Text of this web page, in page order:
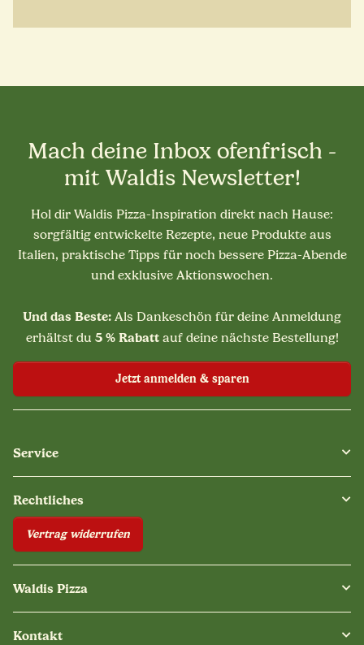
Mach deine Inbox ofenfrisch -
mit Waldis Newsletter!
Hol dir Waldis Pizza-Inspiration direkt nach Hause:
sorgfältig entwickelte Rezepte, neue Produkte aus
Italien, praktische Tipps für noch bessere Pizza-Abende
und exklusive Aktionswochen.
Und das Beste: Als Dankeschön für deine Anmeldung
erhältst du 5 % Rabattauf deine nächste Bestellung!
Jetzt anmelden & sparen
Service
Rechtliches
Vertrag widerrufen
Waldis Pizza
Kontakt